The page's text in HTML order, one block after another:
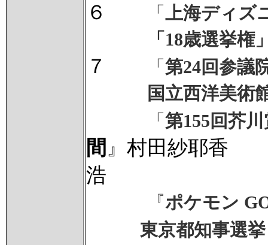
６ 「 上海ディズ
「18歳選挙権
７ 「 第24回参議
国立西洋美術
「 第155回芥
間 』村田紗耶香
浩
『ポケモン
東京都知事選挙